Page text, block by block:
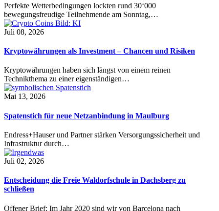
Perfekte Wetterbedingungen lockten rund 30‘000
bewegungsfreudige Teilnehmende am Sonntag,…
Juli 08, 2026
Kryptowährungen als Investment – Chancen und Risiken
Kryptowährungen haben sich längst von einem reinen
Technikthema zu einer eigenständigen…
Mai 13, 2026
Spatenstich für neue Netzanbindung in Maulburg
Endress+Hauser und Partner stärken Versorgungssicherheit und
Infrastruktur durch…
Juli 02, 2026
Entscheidung die Freie Waldorfschule in Dachsberg zu
schließen
Offener Brief: Im Jahr 2020 sind wir von Barcelona nach